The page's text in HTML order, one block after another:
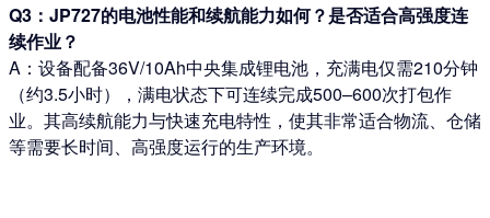
Q3：JP727的电池性能和续航能力如何？是否适合高强度连
续作业？
A：设备配备36V/10Ah中央集成锂电池，充满电仅需210分钟
（约3.5小时），满电状态下可连续完成500–600次打包作
业。其高续航能力与快速充电特性，使其非常适合物流、仓储
等需要长时间、高强度运行的生产环境。